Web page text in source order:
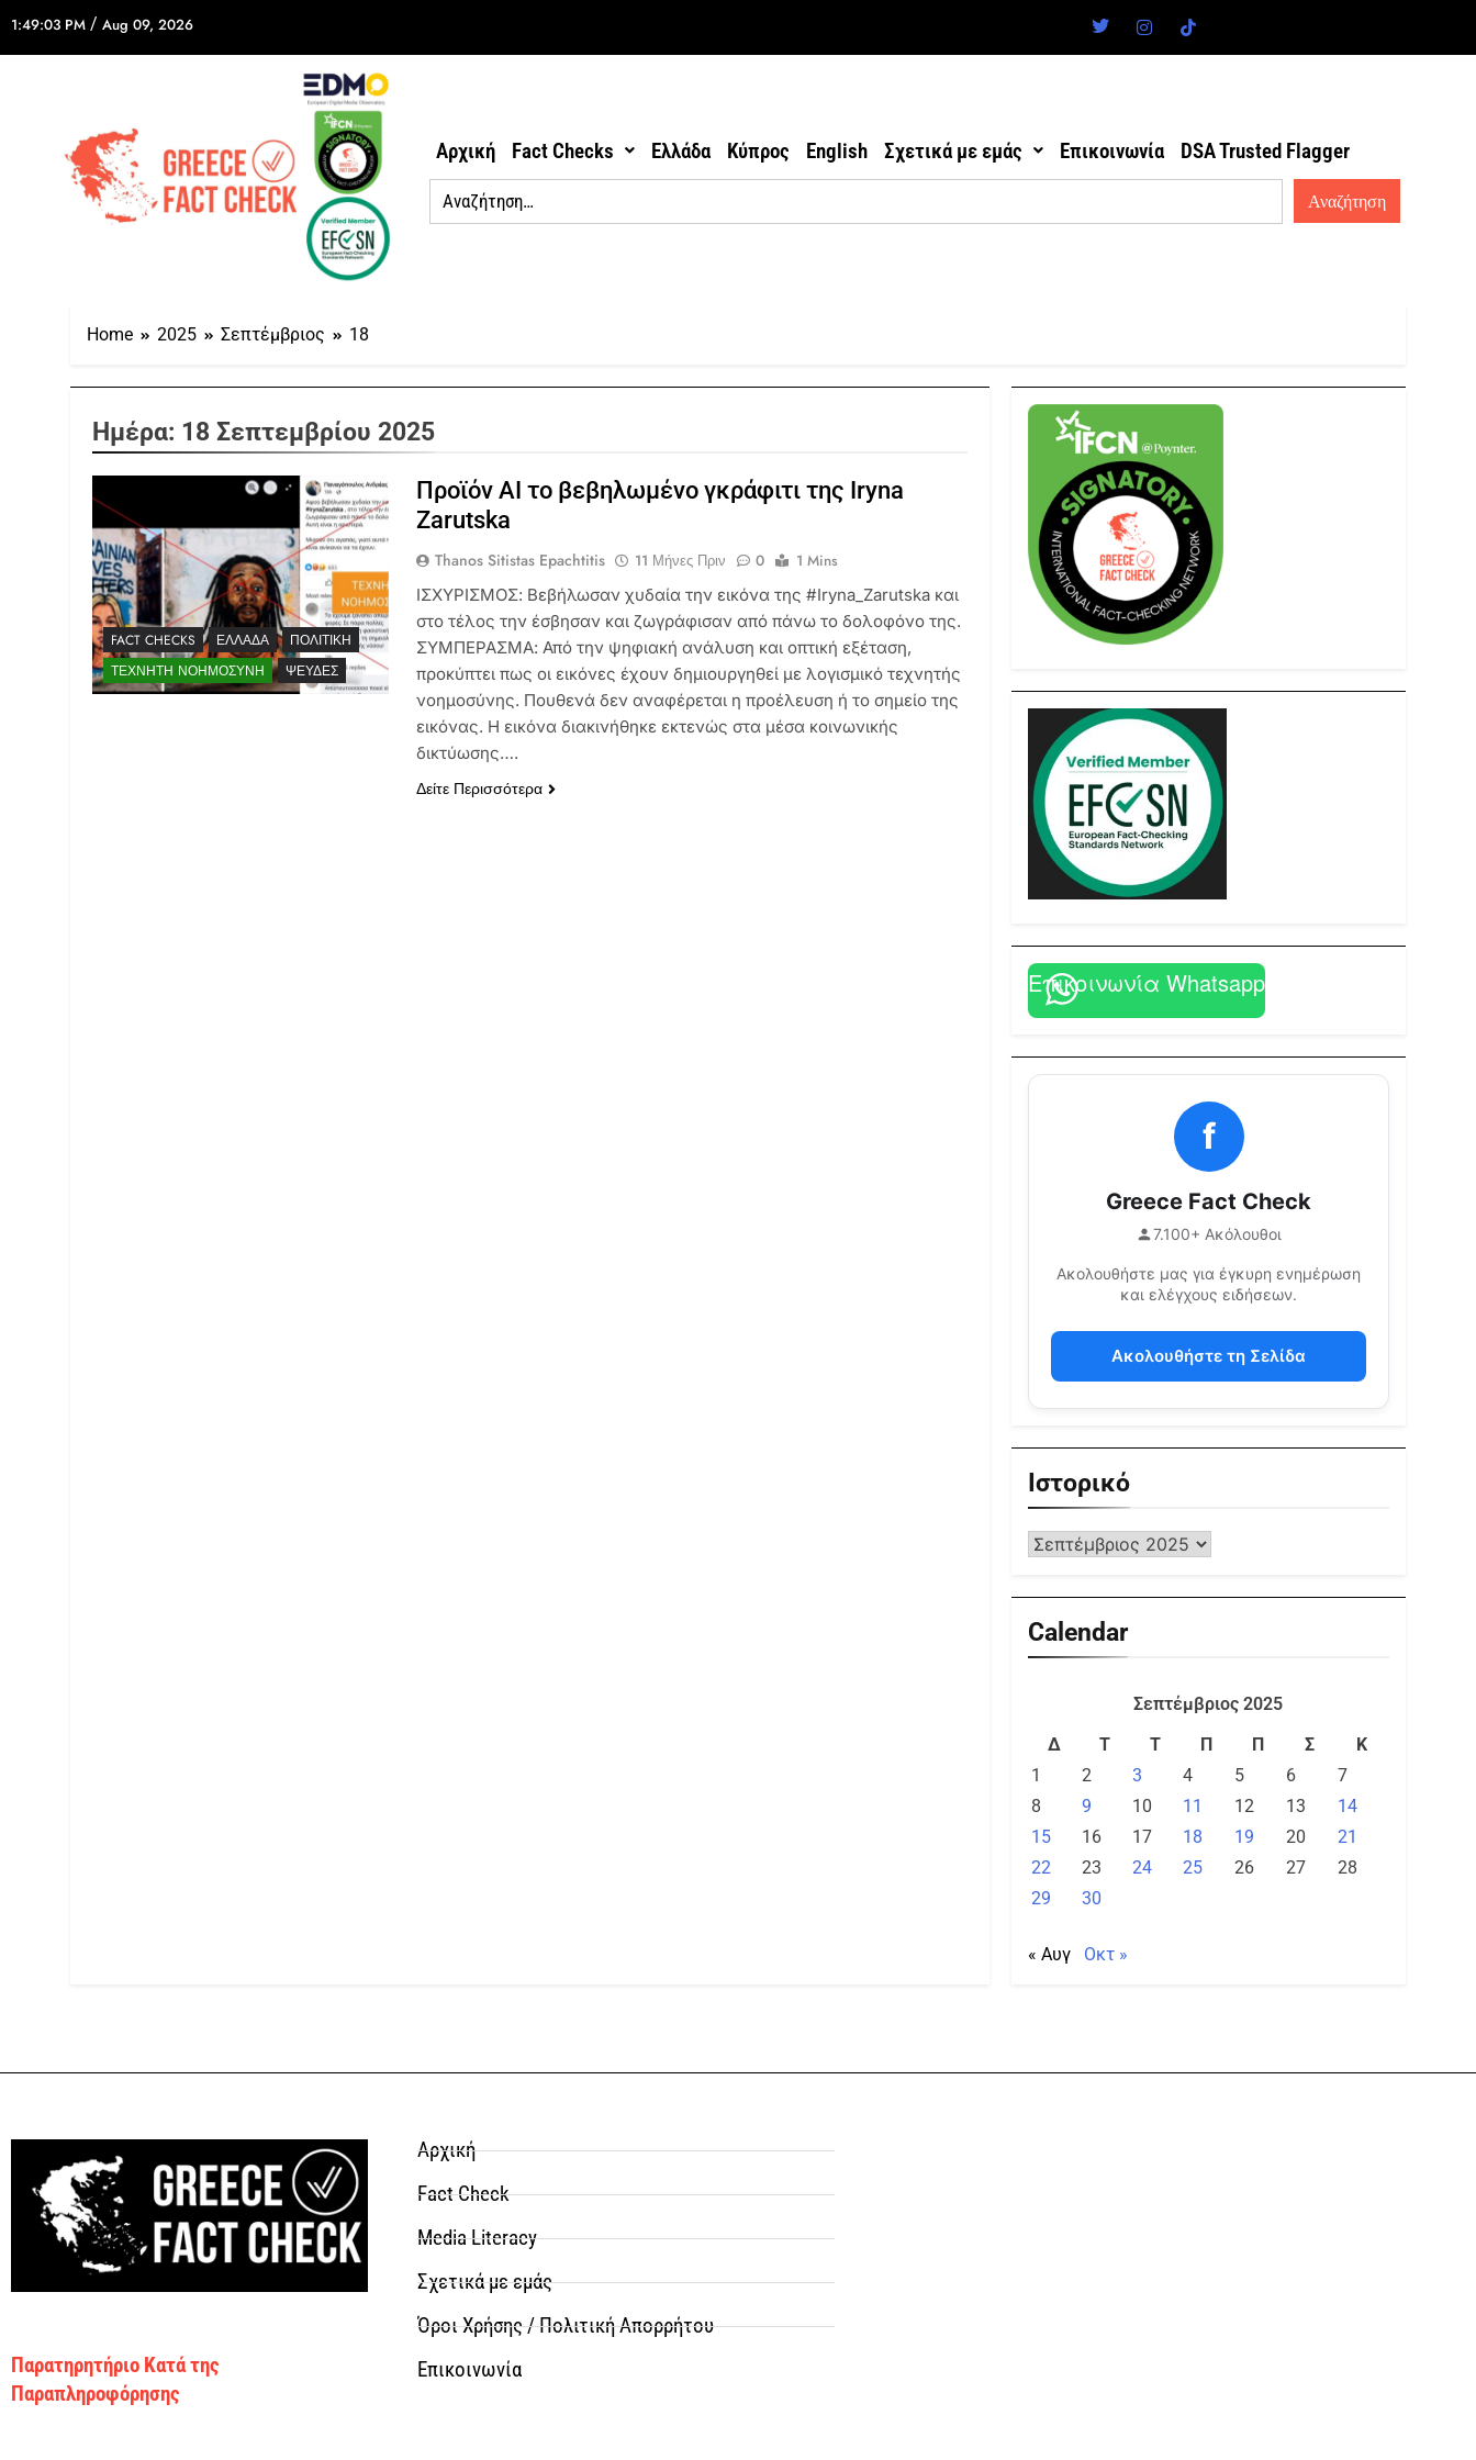
1:49:03 PM / Aug 09, 2026
Αρχική Fact Checks Ελλάδα Κύπρος English Σχετικά με εμάς Επικοινωνία DSA Trusted Flagger
Home 2025 Σεπτέμβριος 18
Ημέρα: 18 Σεπτεμβρίου 2025
FACT CHECKS ΕΛΛΆΔΑ
ΠΟΛΙΤΙΚΉ
ΤΕΧΝΗΤΉ ΝΟΗΜΟΣΎΝΗ
ΨΕΥΔΈΣ
Προϊόν AI το βεβηλωμένο γκράφιτι της Iryna
Zarutska
Thanos Sitistas Epachtitis 11 Μήνες Πριν 0
1 Mins
ΙΣΧΥΡΙΣΜΟΣ: Βεβήλωσαν χυδαία την εικόνα της #Iryna_Zarutska και
στο τέλος την έσβησαν και ζωγράφισαν από πάνω το δολοφόνο της.
ΣΥΜΠΕΡΑΣΜΑ: Από την ψηφιακή ανάλυση και οπτική εξέταση,
προκύπτει πως οι εικόνες έχουν δημιουργηθεί με λογισμικό τεχνητής
νοημοσύνης. Πουθενά δεν αναφέρεται η προέλευση ή το σημείο της
εικόνας. Η εικόνα διακινήθηκε εκτενώς στα μέσα κοινωνικής
δικτύωσης….
Δείτε Περισσότερα
Επικοινωνία Whatsapp
f
Greece Fact Check
7.100+ Ακόλουθοι
Ακολουθήστε μας για έγκυρη ενημέρωση
και ελέγχους ειδήσεων.
Ακολουθήστε τη Σελίδα
Ιστορικό
Calendar
Σεπτέμβριος 2025
Δ
Τ Τ Π Π Σ
Κ
1
2 3 4 5 6
7
8
9 10 11 12 13
14
15
16 17 18 19 20
21
22
23 24 25 26 27
28
29
30
« Αυγ Οκτ »
Παρατηρητήριο Κατά της
Παραπληροφόρησης
Αρχική
Fact Check
Media Literacy
Σχετικά με εμάς
Όροι Χρήσης / Πολιτική Απορρήτου
Επικοινωνία